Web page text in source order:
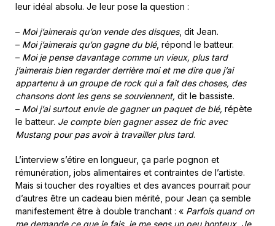
leur idéal absolu. Je leur pose la question :
– Moi j’aimerais qu’on vende des disques, dit Jean.
– Moi j’aimerais qu’on gagne du blé, répond le batteur.
– Moi je pense davantage comme un vieux, plus tard
j’aimerais bien regarder derrière moi et me dire que j’ai
appartenu à un groupe de rock qui a fait des choses, des
chansons dont les gens se souviennent, dit le bassiste.
– Moi j’ai surtout envie de gagner un paquet de blé, répète
le batteur. Je compte bien gagner assez de fric avec
Mustang pour pas avoir à travailler plus tard.
L’interview s’étire en longueur, ça parle pognon et
rémunération, jobs alimentaires et contraintes de l’artiste.
Mais si toucher des royalties et des avances pourrait pour
d’autres être un cadeau bien mérité, pour Jean ça semble
manifestement être à double tranchant : « Parfois quand on
me demande ce que je fais, je me sens un peu honteux. Je